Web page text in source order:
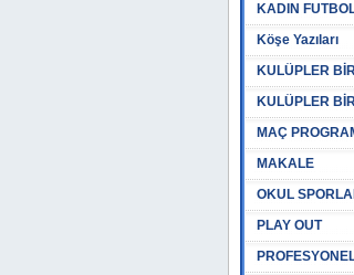
KADIN
Köşe Yazıları
KULÜPLER
KULÜPLER
MAÇ
MAKALE
OKUL
PLAY OUT